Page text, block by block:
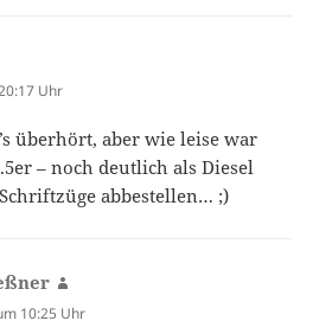
Uhr
überhört, aber wie leise war
– noch deutlich als Diesel
abbestellen… ;)
10:25 Uhr